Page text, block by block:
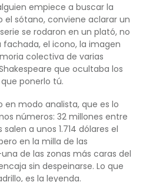
empiece a buscar la
el sótano, conviene aclarar un
se rodaron en un plató, no
fachada, el icono, la imagen
colectiva de varias
que ocultaba los
ponerlo tú.
en modo analista, que es lo
números: 32 millones entre
a unos 1.714 dólares el
en la milla de las
de las zonas más caras del
sin despeinarse. Lo que
es la leyenda.